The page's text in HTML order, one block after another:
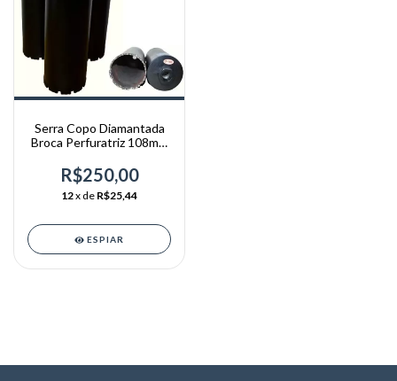
Serra Copo Diamantada
Broca Perfuratriz 108mm
R$250,00
12x de R$25,44
ESPIAR